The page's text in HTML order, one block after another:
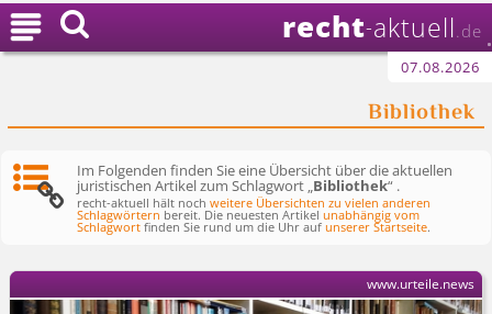
recht-aktuell .de
07.08.2026
Bibliothek

Im Folgenden finden Sie eine Übersicht über die aktuellen
juristischen Artikel zum Schlagwort „Bibliothek“ .
recht-aktuell hält nochweitere Übersichten zu vielen anderen
Schlagwörtern bereit. Die neuesten Artikelunabhängig vom
Schlagwort finden Sie rund um die Uhr aufunserer Startseite.
www.urteile.news